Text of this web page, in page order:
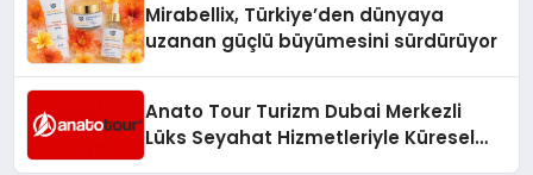
Mirabellix, Türkiye’den dünyaya
uzanan güçlü büyümesini sürdürüyor
Anato Tour Turizm Dubai Merkezli
Lüks Seyahat Hizmetleriyle Küresel